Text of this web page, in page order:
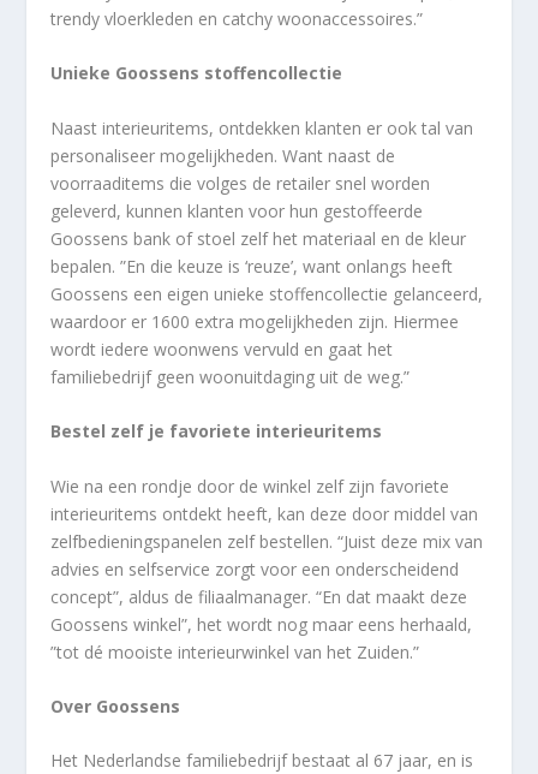
trendy vloerkleden en catchy woonaccessoires.”
Unieke Goossens stoffencollectie
Naast interieuritems, ontdekken klanten er ook tal van
personaliseer mogelijkheden. Want naast de
voorraaditems die volges de retailer snel worden
geleverd, kunnen klanten voor hun gestoffeerde
Goossens bank of stoel zelf het materiaal en de kleur
bepalen. ”En die keuze is ‘reuze’, want onlangs heeft
Goossens een eigen unieke stoffencollectie gelanceerd,
waardoor er 1600 extra mogelijkheden zijn. Hiermee
wordt iedere woonwens vervuld en gaat het
familiebedrijf geen woonuitdaging uit de weg.”
Bestel zelf je favoriete interieuritems
Wie na een rondje door de winkel zelf zijn favoriete
interieuritems ontdekt heeft, kan deze door middel van
zelfbedieningspanelen zelf bestellen. “Juist deze mix van
advies en selfservice zorgt voor een onderscheidend
concept”, aldus de filiaalmanager. “En dat maakt deze
Goossens winkel”, het wordt nog maar eens herhaald,
”tot dé mooiste interieurwinkel van het Zuiden.”
Over Goossens
Het Nederlandse familiebedrijf bestaat al 67 jaar, en is